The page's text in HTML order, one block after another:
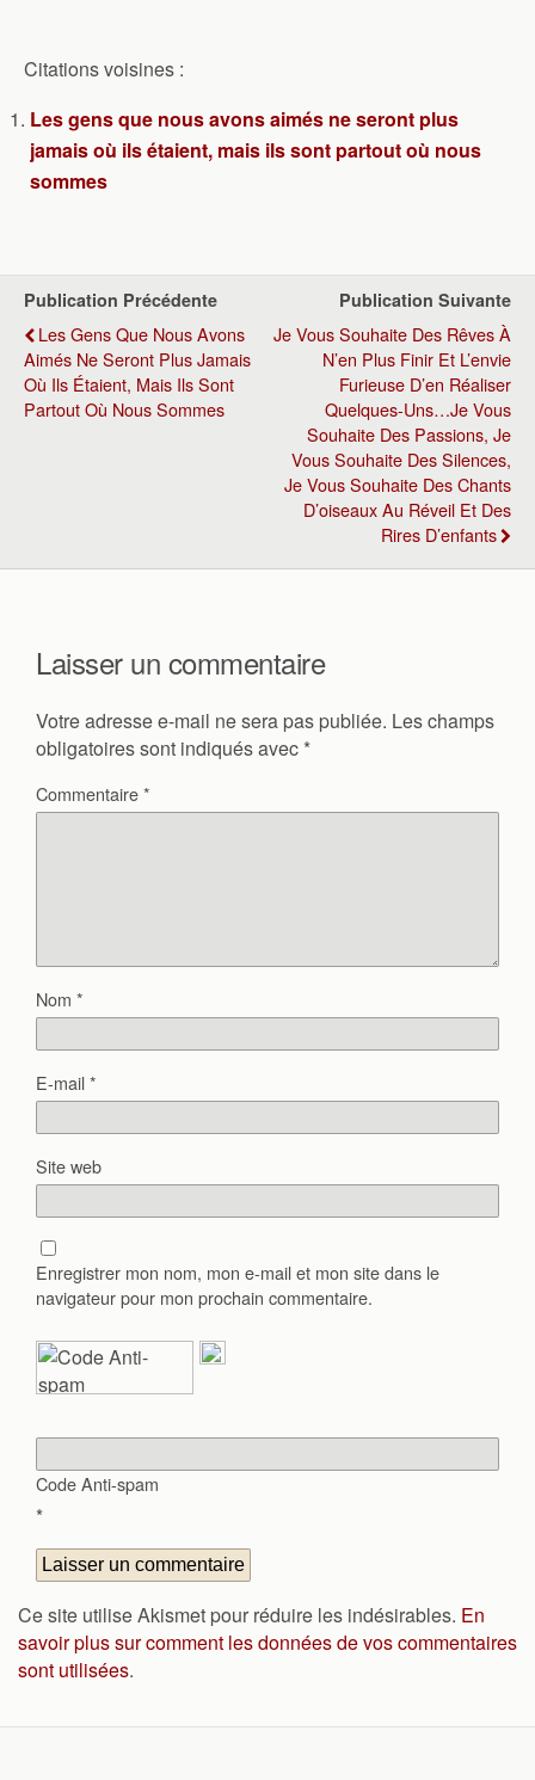
Citations voisines :
Les gens que nous avons aimés ne seront plus
jamais où ils étaient, mais ils sont partout où nous
sommes
Publication Précédente
Les Gens Que Nous Avons
Aimés Ne Seront Plus Jamais
Où Ils Étaient, Mais Ils Sont
Partout Où Nous Sommes
Publication Suivante
Je Vous Souhaite Des Rêves À
N’en Plus Finir Et L’envie
Furieuse D’en Réaliser
Quelques-Uns…Je Vous
Souhaite Des Passions, Je
Vous Souhaite Des Silences,
Je Vous Souhaite Des Chants
D’oiseaux Au Réveil Et Des
Rires D’enfants
Laisser un commentaire
Votre adresse e-mail ne sera pas publiée. Les champs
obligatoires sont indiqués avec *
Commentaire*
Nom *
E-mail*
Site web
Enregistrer mon nom, mon e-mail et mon site dans le
navigateur pour mon prochain commentaire.
Code Anti-spam
*
Ce site utilise Akismet pour réduire les indésirables. En
savoir plus sur comment les données de vos commentaires
sont utilisées.